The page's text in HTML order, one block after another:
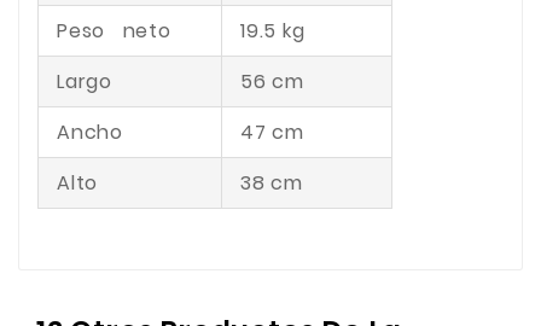
Peso neto
19.5 kg
Largo
56 cm
Ancho
47 cm
Alto
38 cm